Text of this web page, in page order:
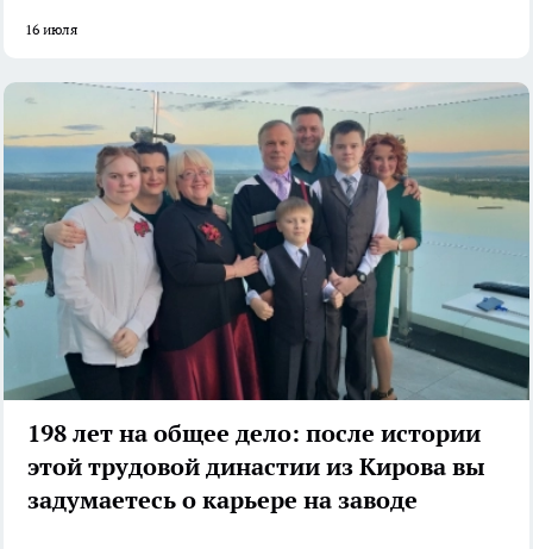
16 июля
198 лет на общее дело: после истории
этой трудовой династии из Кирова вы
задумаетесь о карьере на заводе